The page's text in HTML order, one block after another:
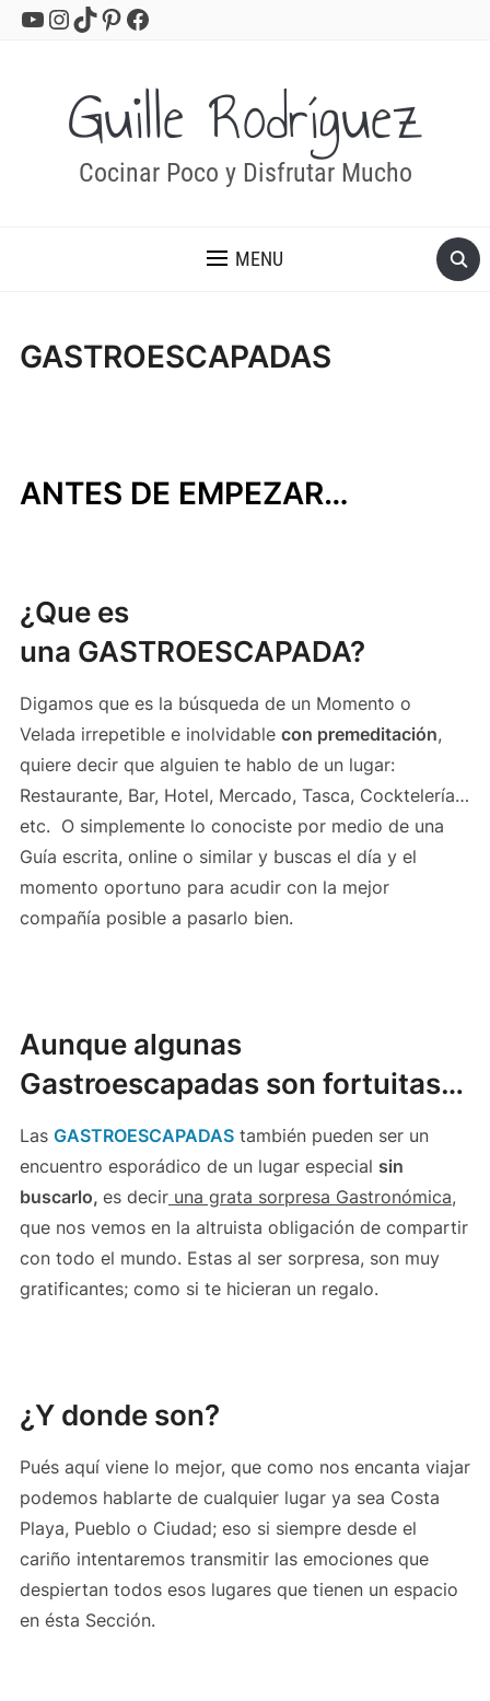
YouTube
Instagram
TikTok
Pinterest
Facebook
Guille Rodríguez
Cocinar Poco y Disfrutar Mucho
MENU
GASTROESCAPADAS
ANTES DE EMPEZAR…
¿Que es
una GASTROESCAPADA?
Digamos que es la búsqueda de un Momento o
Velada irrepetible e inolvidable con premeditación,
quiere decir que alguien te hablo de un lugar:
Restaurante, Bar, Hotel, Mercado, Tasca, Cocktelería…
etc. O simplemente lo conociste por medio de una
Guía escrita, online o similar y buscas el día y el
momento oportuno para acudir con la mejor
compañía posible a pasarlo bien.
Aunque algunas
Gastroescapadas son fortuitas…
Las GASTROESCAPADAStambién pueden ser un
encuentro esporádico de un lugar especial sin
buscarlo, es deciruna grata sorpresa Gastronómica,
que nos vemos en la altruista obligación de compartir
con todo el mundo. Estas al ser sorpresa, son muy
gratificantes; como si te hicieran un regalo.
¿Y donde son?
Pués aquí viene lo mejor, que como nos encanta viajar
podemos hablarte de cualquier lugar ya sea Costa
Playa, Pueblo o Ciudad; eso si siempre desde el
cariño intentaremos transmitir las emociones que
despiertan todos esos lugares que tienen un espacio
en ésta Sección.